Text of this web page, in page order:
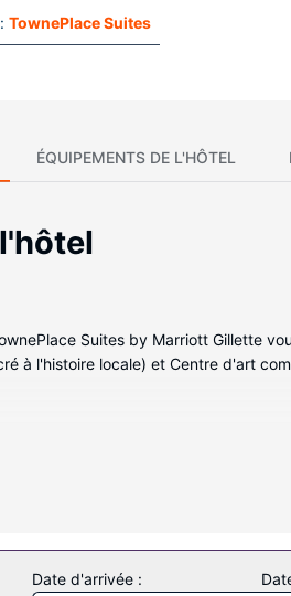
TownePlace Suites
ÉQUIPEMENTS DE L'HÔTEL
Suites by Marriott Gillette
à l'histoire locale) et Centre d'art
dans une des 85 chambres de
Date d'arrivée :